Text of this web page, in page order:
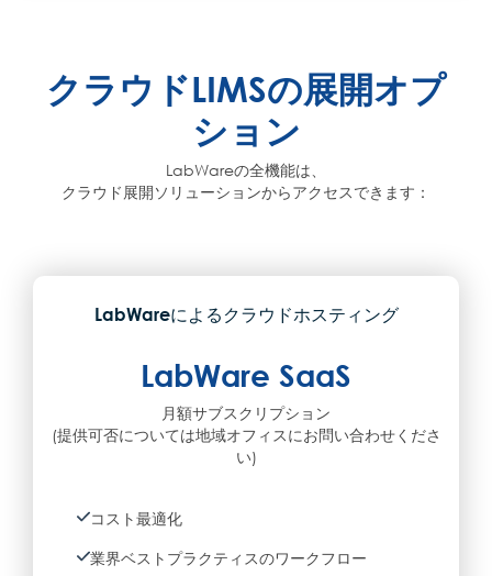
クラウドLIMSの展開オプ
ション
LabWareの全機能は、
クラウド展開ソリューションからアクセスできます：
LabWareによるクラウドホスティング
LabWare SaaS
月額サブスクリプション
(提供可否については地域オフィスにお問い合わせくださ
い)
コスト最適化
業界ベストプラクティスのワークフロー